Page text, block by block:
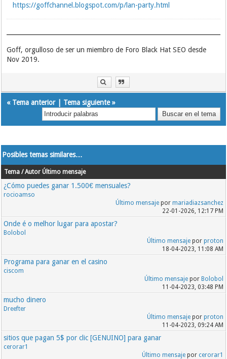
https://goffchannel.blogspot.com/p/lan-party.html
Goff, orgulloso de ser un miembro de Foro Black Hat SEO desde
Nov 2019.
« Tema anterior| Tema siguiente»
Posibles temas similares…
Tema / Autor Último mensaje
¿Cómo puedes ganar 1.500€ mensuales?
rocioamso
Último mensajepor mariadiazsanchez
22-01-2026, 12:17 PM
Onde é o melhor lugar para apostar?
Bolobol
Último mensajepor proton
18-04-2023, 11:08 AM
Programa para ganar en el casino
ciscom
Último mensajepor Bolobol
11-04-2023, 03:48 PM
mucho dinero
Dreefter
Último mensajepor proton
11-04-2023, 09:24 AM
sitios que pagan 5$ por clic [GENUINO] para ganar
cerorar1
Último mensajepor cerorar1